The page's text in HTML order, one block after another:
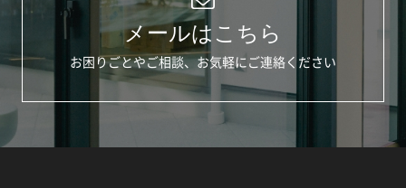
メールはこちら
お困りごとやご相談、お気軽にご連絡ください